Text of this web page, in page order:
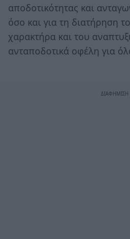
αποδοτικότητας και
όσο και για τη διατήρηση
χαρακτήρα και του
ανταποδοτικά οφέλη για